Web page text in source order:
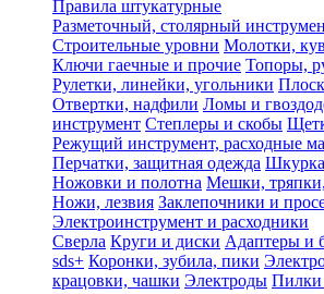
Правила штукатурные
Разметочный, столярный
Строительные уровни Молотки,
Ключи гаечные и прочие Топоры,
Рулетки, линейки, угольники
Отвертки, надфили Ломы и
инструмент Степлеры и скобы
Режущий инструмент, расходные
Перчатки, защитная одежда
Ножовки и полотна Мешки,
Ножи, лезвия Заклепочники и
Электроинструмент и расходники
Сверла Круги и диски Адаптеры и
sds+ Коронки, зубила, пики
крацовки, чашки Электроды Пилки